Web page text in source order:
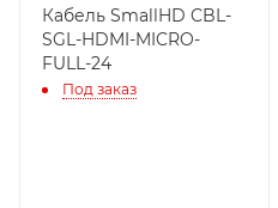
Кабель SmallHD CBL-
SGL-HDMI-MICRO-
FULL-24
Под заказ